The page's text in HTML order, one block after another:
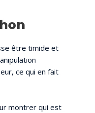
être timide et
ce qui en fait
montrer qui est